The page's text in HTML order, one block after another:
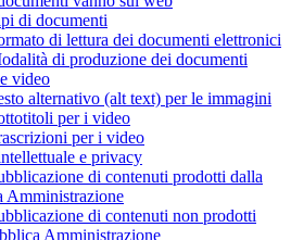
di documenti
di lettura dei documenti elettronici
di produzione dei documenti
video
alternativo (alt text) per le immagini
per i video
per i video
e privacy
di contenuti prodotti dalla
Amministrazione
di contenuti non prodotti
Amministrazione